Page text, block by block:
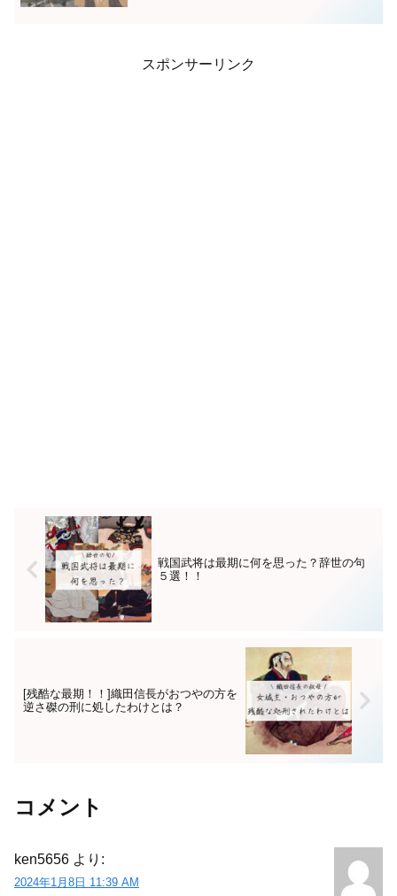
スポンサーリンク
戦国武将は最期に何を思った？辞世の句
５選！！
[残酷な最期！！]織田信長がおつやの方を
逆さ磔の刑に処したわけとは？
コメント
ken5656 より:
2024年1月8日 11:39 AM